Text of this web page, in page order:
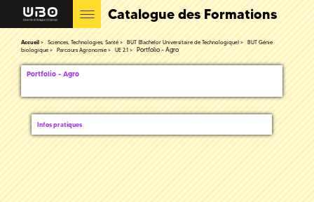
Catalogue des Formations
Accueil Sciences, Technologies, Santé BUT (Bachelor Universitaire de Technologique)
BUT Génie
biologique
Parcours Agronomie UE 2.1 Portfolio - Agro
Portfolio - Agro
Infos pratiques